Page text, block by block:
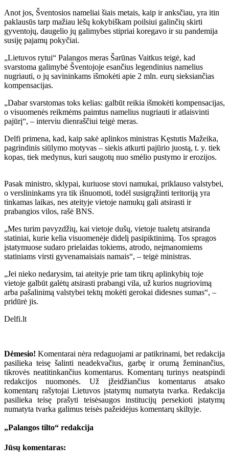
Anot jos, Šventosios nameliai šiais metais, kaip ir anksčiau, yra itin
paklausūs tarp mažiau lėšų kokybiškam poilsiui galinčių skirti
gyventojų, daugelio jų galimybes stipriai koregavo ir su pandemija
susiję pajamų pokyčiai.
„Lietuvos rytui“ Palangos meras Šarūnas Vaitkus teigė, kad
svarstoma galimybė Šventojoje esančius legendinius namelius
nugriauti, o jų savininkams išmokėti apie 2 mln. eurų sieksiančias
kompensacijas.
„Dabar svarstomas toks kelias: galbūt reikia išmokėti kompensacijas,
o visuomenės reikmėms paimtus namelius nugriauti ir atlaisvinti
pajūrį“, – interviu dienraščiui teigė meras.
Delfi primena, kad, kaip sakė aplinkos ministras Kęstutis Mažeika,
pagrindinis siūlymo motyvas – siekis atkurti pajūrio juostą, t. y. tiek
kopas, tiek medynus, kuri saugotų nuo smėlio pustymo ir erozijos.
Pasak ministro, sklypai, kuriuose stovi namukai, priklauso valstybei,
o verslininkams yra tik išnuomoti, todėl susigrąžinti teritoriją yra
tinkamas laikas, nes ateityje vietoje namukų gali atsirasti ir
prabangios vilos, rašė BNS.
„Mes turim pavyzdžių, kai vietoje dušų, vietoje tualetų atsiranda
statiniai, kurie kelia visuomenėje didelį pasipiktinimą. Tos spragos
įstatymuose sudaro prielaidas tokiems, atrodo, neįmanomiems
statiniams virsti gyvenamaisiais namais“, – teigė ministras.
„Jei nieko nedarysim, tai ateityje prie tam tikrų aplinkybių toje
vietoje galbūt galėtų atsirasti prabangi vila, už kurios nugriovimą
arba pašalinimą valstybei tektų mokėti gerokai didesnes sumas“, –
pridūrė jis.
Delfi.lt
Dėmesio! Komentarai nėra redaguojami ar patikrinami, bet redakcija
pasilieka teisę šalinti neadekvačius, garbę ir orumą žeminančius,
tikrovės neatitinkančius komentarus. Komentarų turinys neatspindi
redakcijos nuomonės. Už įžeidžiančius komentarus atsako
komentarų rašytojai Lietuvos įstatymų numatyta tvarka. Redakcija
pasilieka teisę prašyti teisėsaugos institucijų persekioti įstatymų
numatyta tvarka galimus teisės pažeidėjus komentarų skiltyje.
„Palangos tilto“ redakcija
Jūsų komentaras: